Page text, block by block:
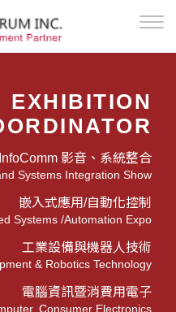
EXHIBITION
InfoComm 影音、系統整合
Systems Integration Show
嵌入式應用/自動化控制
Systems /Automation Expo
工業設備與機器人技術
& Robotics Technology
電腦資訊暨消費用電子
Consumer Electronics